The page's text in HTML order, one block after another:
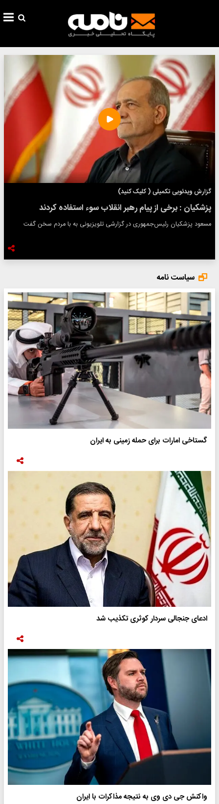
تماشای ویدئو
گزارش ویدئویی تکمیلی ( کلیک کنید)
پزشکیان : برخی از پیام رهبر انقلاب سوء استفاده کردند
مسعود پزشکیان رئیس‌جمهوری در گزارشی تلویزیونی به با مردم سخن گفت
سیاست نامه
گستاخی امارات برای حمله زمینی به ایران
ادعای جنجالی سردار کوثری تکذیب شد
واکنش جی دی وی به نتیجه مذاکرات با ایران